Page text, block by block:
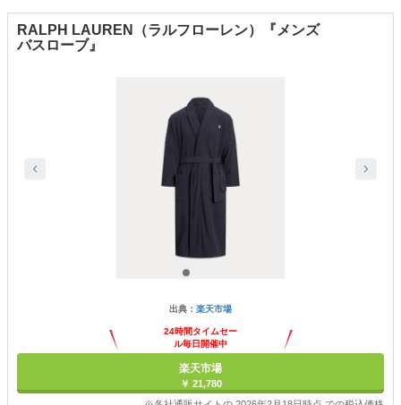
RALPH LAUREN（ラルフローレン）『メンズ
バスローブ』
出典： 楽天市場
24時間タイムセー
ル毎日開催中
楽天市場
￥ 21,780